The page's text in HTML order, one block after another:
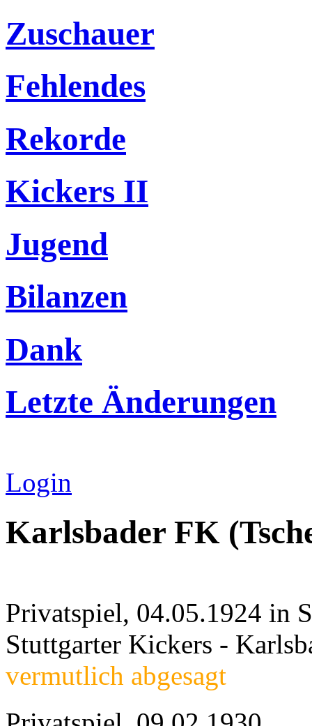
Zuschauer
Fehlendes
Rekorde
Kickers II
Jugend
Bilanzen
Dank
Letzte Änderungen
Login
Karlsbader FK
Privatspiel, 04.05.1924 in
Stuttgarter Kickers -
vermutlich abgesagt